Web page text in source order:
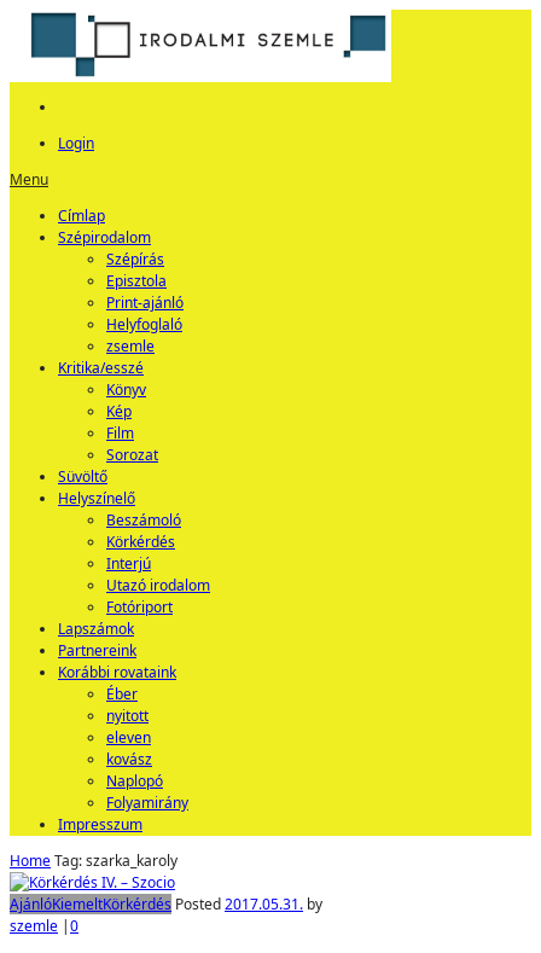
Login
Menu
Címlap
Szépirodalom
Szépírás
Episztola
Print-ajánló
Helyfoglaló
zsemle
Kritika/esszé
Könyv
Kép
Film
Sorozat
Süvöltő
Helyszínelő
Beszámoló
Körkérdés
Interjú
Utazó irodalom
Fotóriport
Lapszámok
Partnereink
Korábbi rovataink
Éber
nyitott
eleven
kovász
Naplopó
Folyamirány
Impresszum
HomeTag: szarka_karoly
AjánlóKiemeltKörkérdés Posted2017.05.31. by
szemle |0